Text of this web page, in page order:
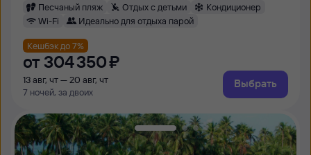
Песчаный пляж Отдых с детьми
Кондиционер
Wi-Fi
Идеально для отдыха парой
Кешбэк до 7%
от 304 ⁠350 ⁠₽
13 авг, чт — 20 авг, чт
7 ночей, за двоих
Выбрать